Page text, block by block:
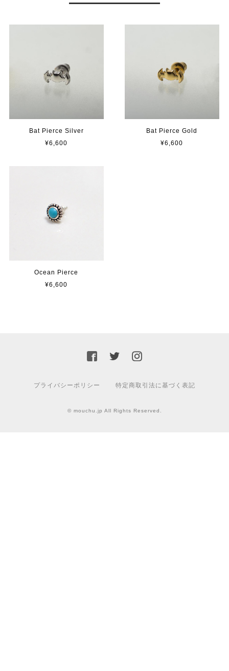
Bat Pierce Silver
¥6,600
Bat Pierce Gold
¥6,600
Ocean Pierce
¥6,600
プライバシーポリシー 特定商取引法に基づく表記
© mouchu.jp All Rights Reserved.